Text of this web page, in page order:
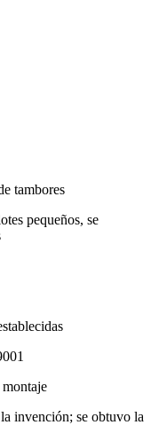
tambores
pequeños, se
invención; se obtuvo la